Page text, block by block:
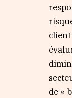
de «